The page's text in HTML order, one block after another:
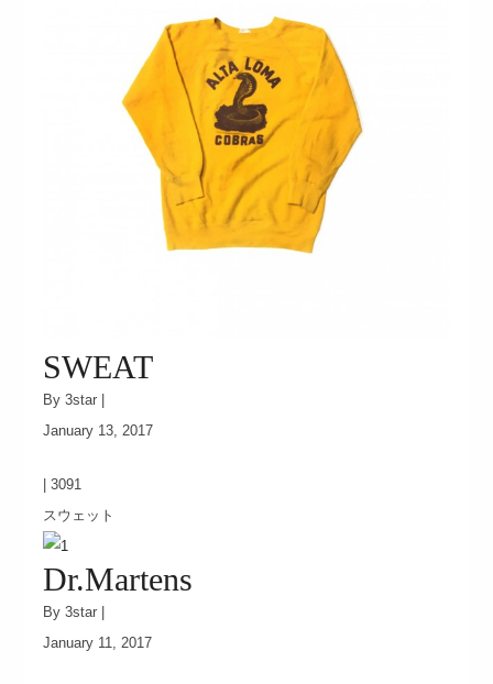
SWEAT
By 3star |
January 13, 2017
| 3091
スウェット
Dr.Martens
By 3star |
January 11, 2017